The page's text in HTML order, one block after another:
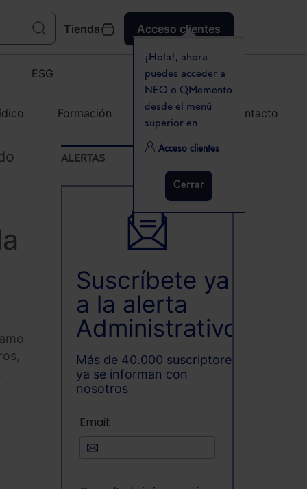
Tienda Acceso clientes
¡Hola!, ahora
puedes acceder a
NEO o QMemento
desde el menú
superior en
Acceso clientes
Cerrar
ESG
Formación Agenda Contacto
ALERTAS
Suscríbete ya
a la alerta
Administrativo
Más de 40.000 suscriptores
ya se informan con
nosotros
Email: